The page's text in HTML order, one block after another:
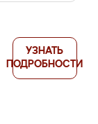
УЗНАТЬ
ПОДРОБНОСТИ